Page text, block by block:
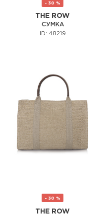
- 30 %
THE ROW
СУМКА
ID: 48219
- 30 %
THE ROW